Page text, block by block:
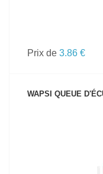
Prix de 3.86 €
WAPSI QUEUE